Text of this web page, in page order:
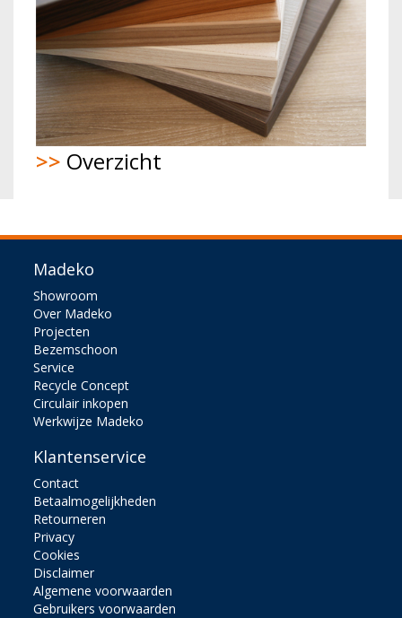
>> Overzicht
Madeko
Showroom
Over Madeko
Projecten
Bezemschoon
Service
Recycle Concept
Circulair inkopen
Werkwijze Madeko
Klantenservice
Contact
Betaalmogelijkheden
Retourneren
Privacy
Cookies
Disclaimer
Algemene voorwaarden
Gebruikers voorwaarden